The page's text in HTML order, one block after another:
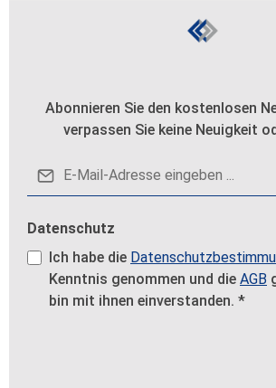
Abonnieren Sie den kostenlosen
verpassen Sie keine Neuigkeit
Datenschutz
Ich habe die
Kenntnis genommen und die AGB
bin mit ihnen einverstanden. *